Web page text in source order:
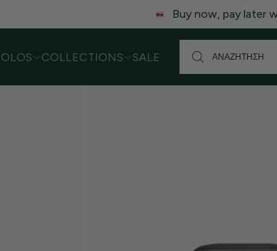
παραγγελιών, ενδέχεται να υπάρξει μικρή
COLLECTIONS SALE